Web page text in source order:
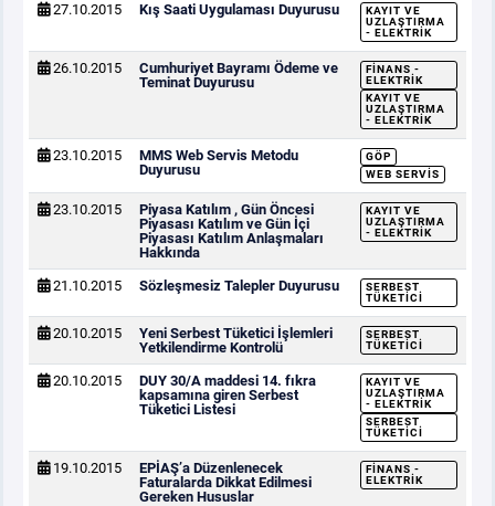
27.10.2015 Kış Saati Uygulaması Duyurusu
KAYIT VE
UZLAŞTIRMA
- ELEKTRIK
26.10.2015
Cumhuriyet Bayramı Ödeme ve
Teminat Duyurusu
FINANS -
ELEKTRIK
KAYIT VE
UZLAŞTIRMA
- ELEKTRIK
23.10.2015
MMS Web Servis Metodu
Duyurusu
GÖP
WEB SERVIS
23.10.2015
Piyasa Katılım , Gün Öncesi
Piyasası Katılım ve Gün İçi
Piyasası Katılım Anlaşmaları
Hakkında
KAYIT VE
UZLAŞTIRMA
- ELEKTRIK
21.10.2015 Sözleşmesiz Talepler Duyurusu
SERBEST
TÜKETICI
20.10.2015
Yeni Serbest Tüketici İşlemleri
Yetkilendirme Kontrolü
SERBEST
TÜKETICI
20.10.2015
DUY 30/A maddesi 14. fıkra
kapsamına giren Serbest
Tüketici Listesi
KAYIT VE
UZLAŞTIRMA
- ELEKTRIK
SERBEST
TÜKETICI
19.10.2015
EPİAŞ’a Düzenlenecek
Faturalarda Dikkat Edilmesi
Gereken Hususlar
FINANS -
ELEKTRIK